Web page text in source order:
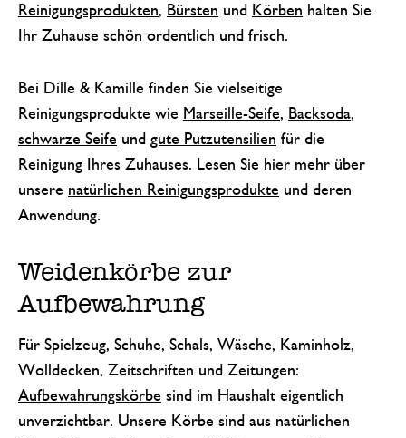
Reinigungsprodukten, Bürsten und Körben halten Sie
Ihr Zuhause schön ordentlich und frisch.
Bei Dille & Kamille finden Sie vielseitige
Reinigungsprodukte wie Marseille-Seife, Backsoda,
schwarze Seife und gute Putzutensilien für die
Reinigung Ihres Zuhauses. Lesen Sie hier mehr über
unsere natürlichen Reinigungsprodukte und deren
Anwendung.
Weidenkörbe zur
Aufbewahrung
Für Spielzeug, Schuhe, Schals, Wäsche, Kaminholz,
Wolldecken, Zeitschriften und Zeitungen:
Aufbewahrungskörbe sind im Haushalt eigentlich
unverzichtbar. Unsere Körbe sind aus natürlichen